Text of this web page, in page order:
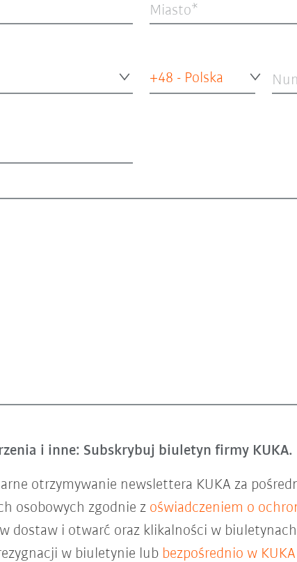
Miasto
+48 - Polska
i inne: Subskrybuj biuletyn firmy KUKA.
otrzymywanie newslettera KUKA za
osobowych zgodnie z oświadczeniem o
dostaw i otwarć oraz klikalności w
w biuletynie lub bezpośrednio w KUKA